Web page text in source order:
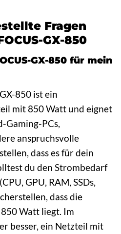
Fragen
GX-850
GX-850 für mein
850 ist ein
mit 850 Watt und eignet
Gaming-PCs,
anspruchsvolle
dass es für dein
du den Strombedarf
GPU, RAM, SSDs,
dass die
Watt liegt. Im
besser, ein Netzteil mit